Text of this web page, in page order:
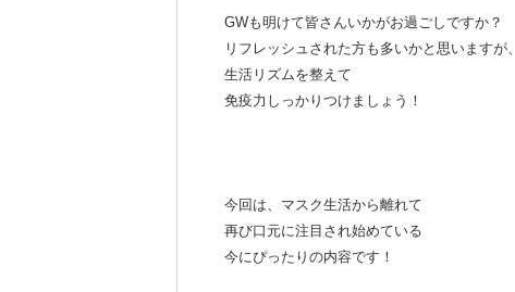
GWも明けて皆さんいかがお過ごしですか？
リフレッシュされた方も多いかと思いますが、
生活リズムを整えて
免疫力しっかりつけましょう！
今回は、マスク生活から離れて
再び口元に注目され始めている
今にぴったりの内容です！